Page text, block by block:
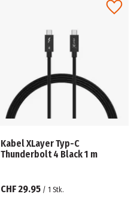
Kabel XLayer Typ-C
Thunderbolt 4 Black 1 m
CHF 29.95 / 1 Stk.